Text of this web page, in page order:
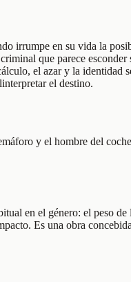
irrumpe en su vida la
que parece esconder
el azar y la identidad
el destino.
y el hombre del
en el género: el peso de
Es una obra